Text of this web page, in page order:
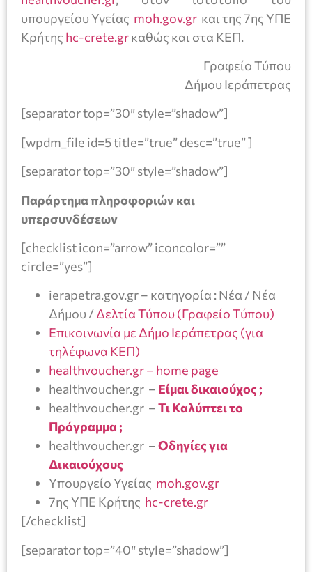
υπουργείου Υγείας moh.gov.gr και της 7ης ΥΠΕ
Κρήτης hc-crete.grκαθώς και στα ΚΕΠ.
Γραφείο Τύπου
Δήμου Ιεράπετρας
[separator top=”30″ style=”shadow”]
[wpdm_file id=5 title=”true” desc=”true” ]
[separator top=”30″ style=”shadow”]
Παράρτημα πληροφοριών και
υπερσυνδέσεων
[checklist icon=”arrow” iconcolor=””
circle=”yes”]
ierapetra.gov.gr – κατηγορία : Νέα / Νέα
Δήμου /Δελτία Τύπου (Γραφείο Τύπου)
Επικοινωνία με Δήμο Ιεράπετρας (για
τηλέφωνα ΚΕΠ)
healthvoucher.gr – home page
healthvoucher.gr – Είμαι δικαιούχος ;
healthvoucher.gr –Τι Καλύπτει το
Πρόγραμμα ;
healthvoucher.gr –Οδηγίες για
Δικαιούχους
Yπουργείο Υγείας moh.gov.gr
7ης ΥΠΕ Κρήτης hc-crete.gr
[/checklist]
[separator top=”40″ style=”shadow”]